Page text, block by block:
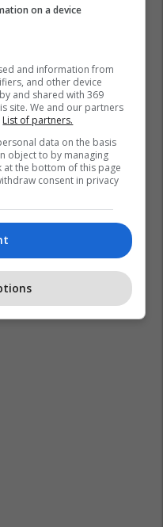
E Andorrës
on a device
and information from
and other device
and shared with 369
site. We and our partners
List of partners.
data on the basis
object to by managing
the bottom of this page
consent in privacy